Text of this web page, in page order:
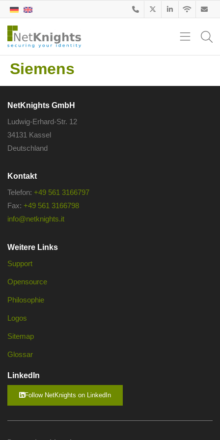
Siemens
NetKnights GmbH
Ludwig-Erhard-Str. 12
34131 Kassel
Deutschland
Kontakt
Telefon: +49 561 3166797
Fax: +49 561 3166798
info@netknights.it
Weitere Links
Support
Opensource
Philosophie
Logos
Sitemap
Glossar
LinkedIn
Follow NetKnights on LinkedIn